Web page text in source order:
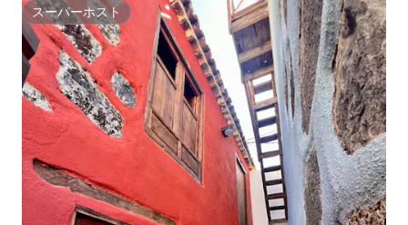
スーパーホスト
スーパーホスト